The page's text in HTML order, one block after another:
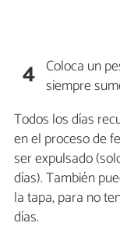
4 Coloca un
siempre
Todos los días
en el proceso de
ser expulsado
días). También
la tapa, para no
días.